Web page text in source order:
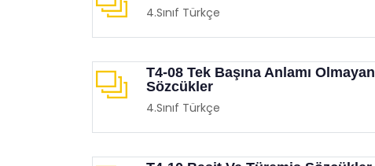
4.Sınıf Türkçe
T4-08 Tek Başına Anlamı Olmayan
Sözcükler
4.Sınıf Türkçe